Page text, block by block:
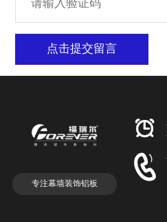
点击提交留言
专注幕墙装饰铝板

